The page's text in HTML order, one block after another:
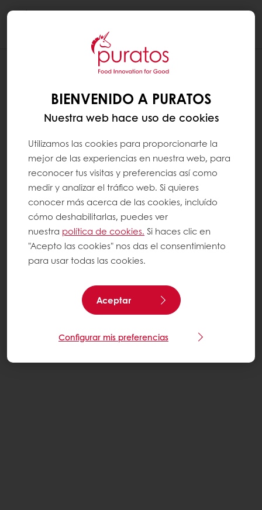
BIENVENIDO A PURATOS
Nuestra web hace uso de cookies
Utilizamos las cookies para proporcionarte la
mejor de las experiencias en nuestra web, para
reconocer tus visitas y preferencias así como
medir y analizar el tráfico web. Si quieres
conocer más acerca de las cookies, incluído
cómo deshabilitarlas, puedes ver
nuestra política de cookies. Si haces clic en
"Acepto las cookies" nos das el consentimiento
para usar todas las cookies.
Aceptar
Configurar mis preferencias